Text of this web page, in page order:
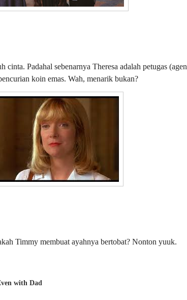
cinta. Padahal sebenarnya Theresa adalah petugas (agen
koin emas. Wah, menarik bukan?
Timmy membuat ayahnya bertobat? Nonton yuuk.
with Dad